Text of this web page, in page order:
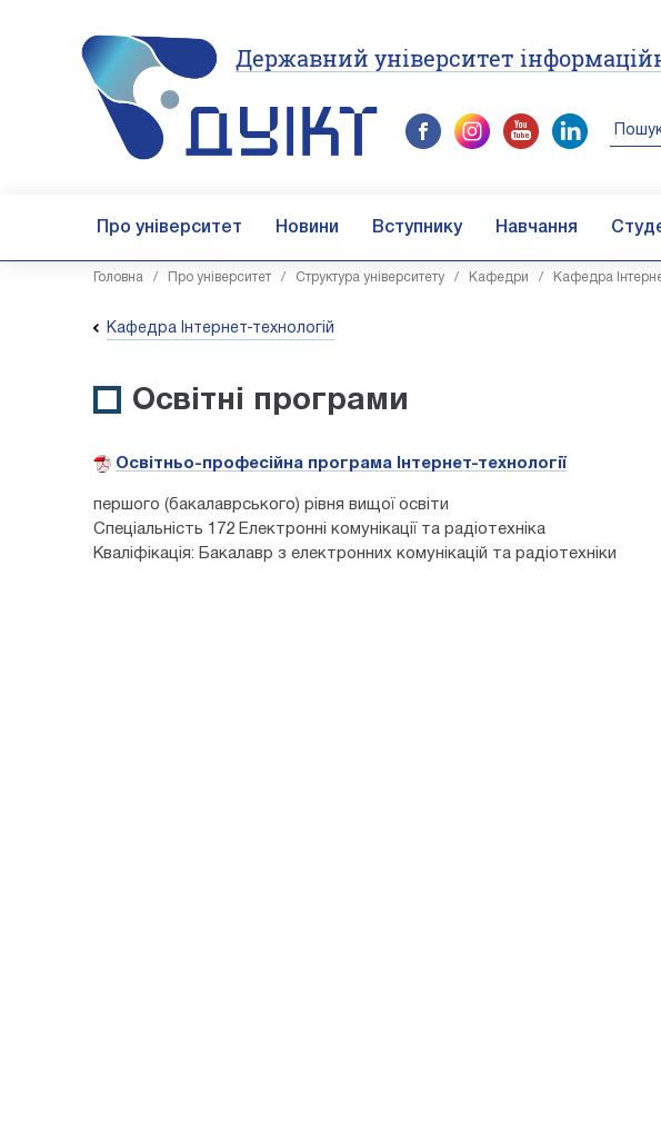
Державний університет
Про університет Новини Вступнику Навчання
Головна / Про університет/ Структура університету / Кафедри / Кафедра
Кафедра Інтернет-технологій
Освітні програми
Освітньо-професійна програма Інтернет-технології
першого (бакалаврського) рівня вищої освіти
Спеціальність 172 Електронні комунікації та радіотехніка
Кваліфікація: Бакалавр з електронних комунікацій та радіотехніки